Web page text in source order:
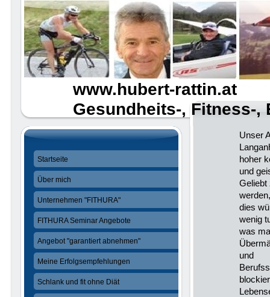
www.hubert-rattin.at
Gesundheits-, Fitness-,
Unser
hoher
und
Geliebt
dies
wenig
was
und
Startseite
Über mich
Unternehmen "FITHURA"
FITHURA Seminar Angebote
Angebot "garantiert abnehmen"
Meine Erfolgsempfehlungen
Schlank und fit ohne Diät